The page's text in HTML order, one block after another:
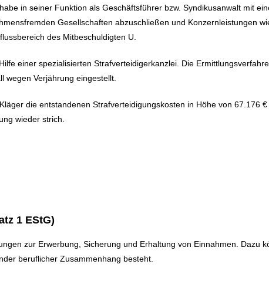
in seiner Funktion als Geschäftsführer bzw. Syndikusanwalt mit
Gesellschaften abzuschließen und Konzernleistungen
des Mitbeschuldigten U.
einer spezialisierten Strafverteidigerkanzlei. Die
wegen Verjährung eingestellt.
die entstandenen Strafverteidigungskosten in Höhe von 67.176
wieder strich.
1 EStG)
zur Erwerbung, Sicherung und Erhaltung von Einnahmen. Dazu
beruflicher Zusammenhang besteht.